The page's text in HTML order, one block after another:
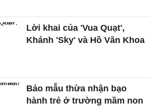
Lời khai của 'Vua Quạt',
Khánh 'Sky' và Hồ Văn Khoa
Bảo mẫu thừa nhận bạo
hành trẻ ở trường mầm non